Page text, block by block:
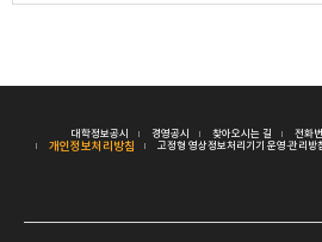
대학정보공시 경영공시 찾아오시는 길 전화
개인정보처리방침 고정형 영상정보처리기기 운영·관리방